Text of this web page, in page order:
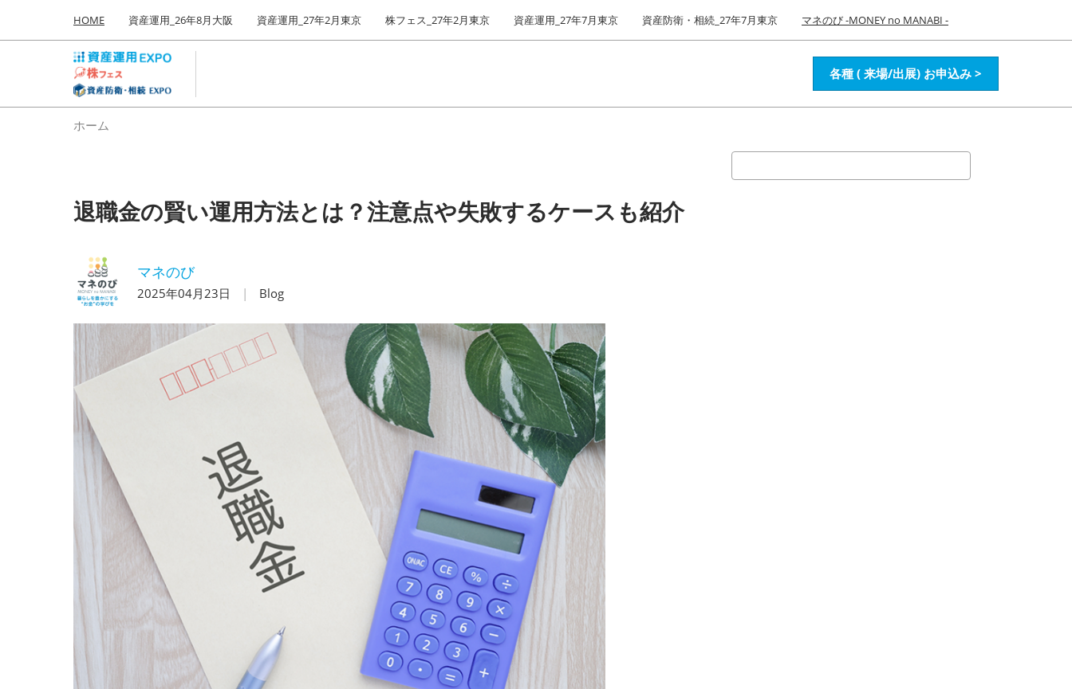
キ
ッ
プ
し
て
進
to
HOME 資産運用_26年8月大阪 資産運用_27年2月東京 株フェス_27年2月東京 資産運用_27年7月東京 資産防衛・相続_27年7月東京 マネのび -MONEY no MANABI -
各種 ( 来場/出展) お申込み >
ホーム
退職金の賢い運用方法とは？注意点や失敗するケースも紹介
マネのび
2025年04月23日 Blog